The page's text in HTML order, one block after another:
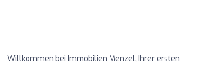
Willkommen bei Immobilien Menzel, Ihrer ersten